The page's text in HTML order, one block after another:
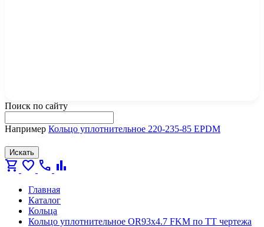
Поиск по сайту
Например Кольцо уплотнительное 220-235-85 EPDM
Искать
shopping_cart favorite call bar_chart
Главная
Каталог
Кольца
Кольцо уплотнительное OR93x4.7 FKM по ТТ чертежа